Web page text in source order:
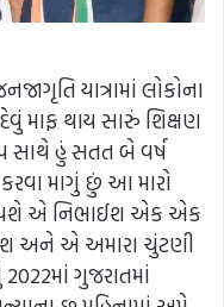
યાત્રામાં લોકોના
માફ થાય સારું શિક્ષણ
સાથે હું સતત બે વર્ષ
માગું છું આ મારો
એ નિભાઈશ એક એક
અને એ અમારા ચુંટણી
ગુજરાતમાં